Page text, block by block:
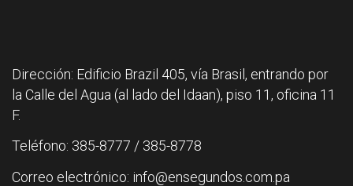
Dirección: Edificio Brazil 405, vía Brasil, entrando por
la Calle del Agua (al lado del Idaan), piso 11, oficina 11
F.
Teléfono: 385-8777 / 385-8778
Correo electrónico: info@ensegundos.com.pa